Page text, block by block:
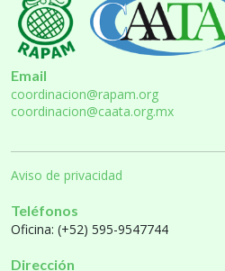
Email
coordinacion@rapam.org
coordinacion@caata.org.mx
Aviso de privacidad
Teléfonos
Oficina: (+52) 595-9547744
Dirección